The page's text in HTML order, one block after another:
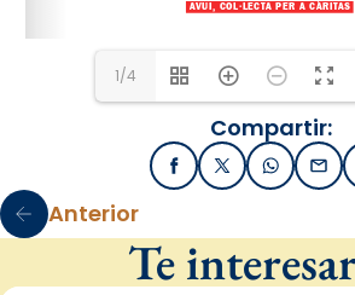
1/4
Compartir:
FacebookX / Twitter
Anterior
Te